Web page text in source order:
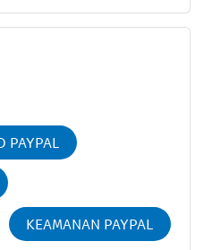
PAYPAL
KEAMANAN PAYPAL